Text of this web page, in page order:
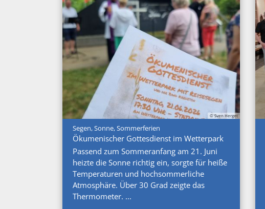
© Sven Herget
Segen, Sonne, Sommerferien
Ökumenischer Gottesdienst im Wetterpark
Passend zum Sommeranfang am 21. Juni
heizte die Sonne richtig ein, sorgte für heiße
Temperaturen und hochsommerliche
Atmosphäre. Über 30 Grad zeigte das
Thermometer. ...